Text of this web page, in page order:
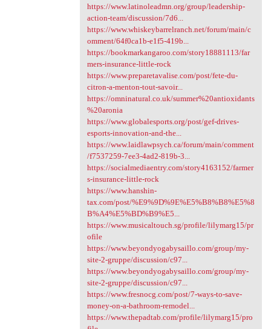
https://www.latinoleadmn.org/group/leadership-
action-team/discussion/7d6...
https://www.whiskeybarrelranch.net/forum/main/c
omment/64f0ca1b-e1f5-419b...
https://bookmarkangaroo.com/story18881113/far
mers-insurance-little-rock
https://www.preparetavalise.com/post/fete-du-
citron-a-menton-tout-savoir...
https://omninatural.co.uk/summer%20antioxidants
%20aronia
https://www.globalesports.org/post/gef-drives-
esports-innovation-and-the...
https://www.laidlawpsych.ca/forum/main/comment
/f7537259-7ee3-4ad2-819b-3...
https://socialmediaentry.com/story4163152/farmer
s-insurance-little-rock
https://www.hanshin-
tax.com/post/%E9%9D%9E%E5%B8%B8%E5%8
B%A4%E5%BD%B9%E5...
https://www.musicaltouch.sg/profile/lilymarg15/pr
ofile
https://www.beyondyogabysaillo.com/group/my-
site-2-gruppe/discussion/c97...
https://www.beyondyogabysaillo.com/group/my-
site-2-gruppe/discussion/c97...
https://www.fresnocg.com/post/7-ways-to-save-
money-on-a-bathroom-remodel...
https://www.thepadtab.com/profile/lilymarg15/pro